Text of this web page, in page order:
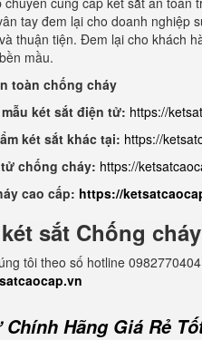
tay đem lại cho doanh
thuận tiện. Đem lại cho khách
mầu.
toàn chống cháy
két sắt điện tử: https://
két sắt khác tại: https://
chống cháy: https://
cao cấp: https://
sắt Chống
tôi theo số hotline
Hãng Giá Rẻ